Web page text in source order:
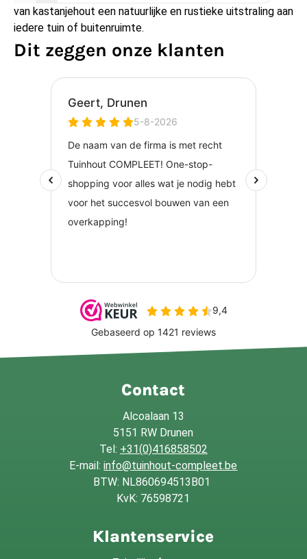
van kastanjehout een natuurlijke en rustieke uitstraling aan
iedere tuin of buitenruimte.
Dit zeggen onze klanten
Contact
Alcoalaan 13
5151 RW Drunen
Tel: +31(0)416858502
E-mail:info@tuinhout-compleet.be
BTW: NL860694513B01
KvK: 76598721
Klantenservice